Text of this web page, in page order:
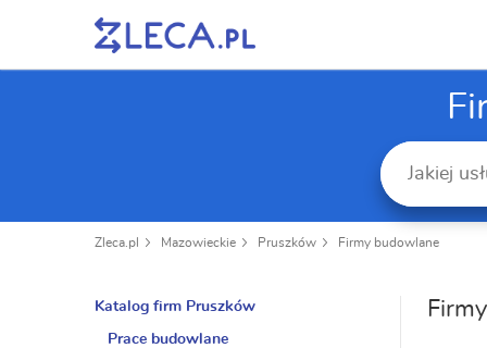
Zleca.pl Mazowieckie Pruszków Firmy budowlane
Katalog firm Pruszków
Prace budowlane